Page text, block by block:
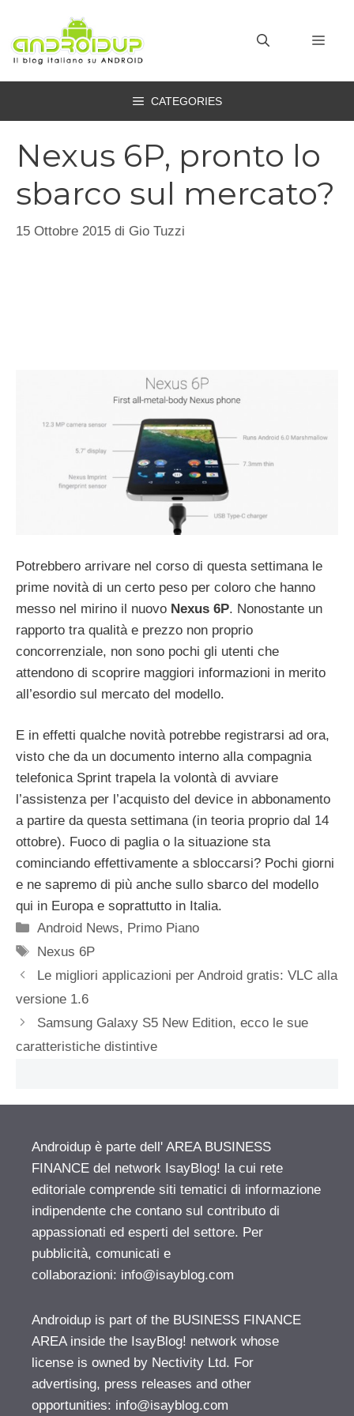
contenuto
CATEGORIES
Nexus 6P, pronto lo
sbarco sul mercato?
15 Ottobre 2015 di Gio Tuzzi
Potrebbero arrivare nel corso di questa settimana le
prime novità di un certo peso per coloro che hanno
messo nel mirino il nuovo Nexus 6P. Nonostante un
rapporto tra qualità e prezzo non proprio
concorrenziale, non sono pochi gli utenti che
attendono di scoprire maggiori informazioni in merito
all’esordio sul mercato del modello.
E in effetti qualche novità potrebbe registrarsi ad ora,
visto che da un documento interno alla compagnia
telefonica Sprint trapela la volontà di avviare
l’assistenza per l’acquisto del device in abbonamento
a partire da questa settimana (in teoria proprio dal 14
ottobre). Fuoco di paglia o la situazione sta
cominciando effettivamente a sbloccarsi? Pochi giorni
e ne sapremo di più anche sullo sbarco del modello
qui in Europa e soprattutto in Italia.
Categorie
Android News, Primo Piano
Tag
Nexus 6P
Le migliori applicazioni per Android gratis: VLC alla
versione 1.6
Samsung Galaxy S5 New Edition, ecco le sue
caratteristiche distintive
Androidup è parte dell' AREA BUSINESS
FINANCE del network IsayBlog! la cui rete
editoriale comprende siti tematici di informazione
indipendente che contano sul contributo di
appassionati ed esperti del settore. Per
pubblicità, comunicati e
collaborazioni: info@isayblog.com
Androidup is part of the BUSINESS FINANCE
AREA inside the IsayBlog! network whose
license is owned by Nectivity Ltd. For
advertising, press releases and other
opportunities: info@isayblog.com